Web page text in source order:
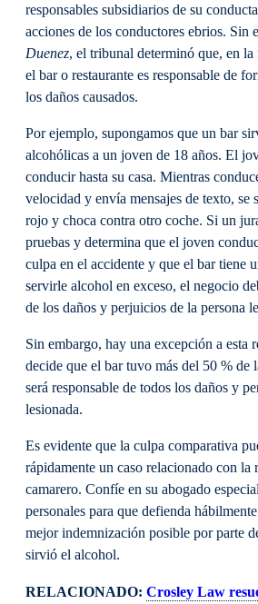
responsables subsidiarios de su
acciones de los conductores ebrios. Sin
Duenez, el tribunal determinó que, en la
el bar o restaurante es responsable de
los daños causados.
Por ejemplo, supongamos que un bar
alcohólicas a un joven de 18 años. El
conducir hasta su casa. Mientras
velocidad y envía mensajes de texto, se
rojo y choca contra otro coche. Si un
pruebas y determina que el joven
culpa en el accidente y que el bar tiene
servirle alcohol en exceso, el negocio
de los daños y perjuicios de la persona
Sin embargo, hay una excepción a esta
decide que el bar tuvo más del 50 % de
será responsable de todos los daños y
lesionada.
Es evidente que la culpa comparativa
rápidamente un caso relacionado con la
camarero. Confíe en su abogado
personales para que defienda
mejor indemnización posible por parte
sirvió el alcohol.
RELACIONADO: Crosley Law